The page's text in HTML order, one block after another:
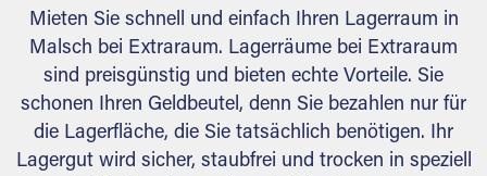
Mieten Sie schnell und einfach Ihren Lagerraum in
Malsch bei Extraraum. Lagerräume bei Extraraum
sind preisgünstig und bieten echte Vorteile. Sie
schonen Ihren Geldbeutel, denn Sie bezahlen nur für
die Lagerfläche, die Sie tatsächlich benötigen. Ihr
Lagergut wird sicher, staubfrei und trocken in speziell